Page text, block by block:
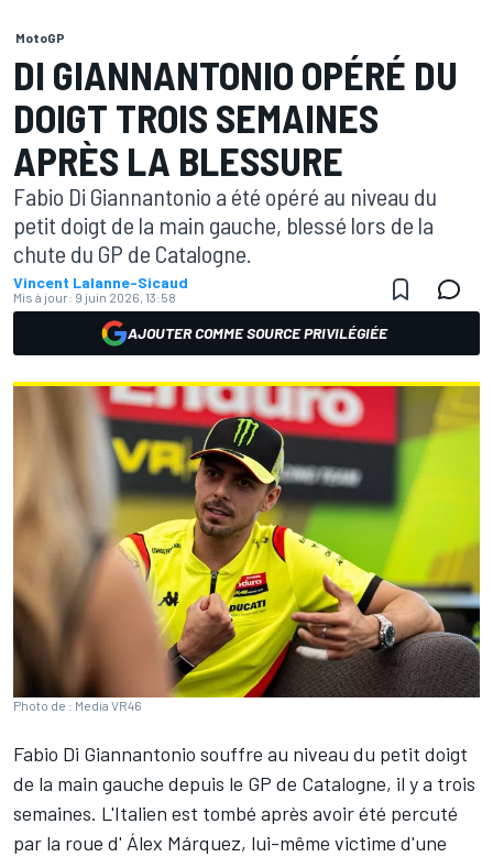
MotoGP
DI GIANNANTONIO OPÉRÉ DU
DOIGT TROIS SEMAINES
APRÈS LA BLESSURE
Fabio Di Giannantonio a été opéré au niveau du
petit doigt de la main gauche, blessé lors de la
chute du GP de Catalogne.
Vincent Lalanne-Sicaud
Mis à jour: 9 juin 2026, 13:58
AJOUTER COMME SOURCE PRIVILÉGIÉE
Photo de : Media VR46
Fabio Di Giannantonio souffre au niveau du petit doigt
de la main gauche depuis le GP de Catalogne, il y a trois
semaines. L'Italien est tombé après avoir été percuté
par la roue d' Álex Márquez, lui-même victime d'une